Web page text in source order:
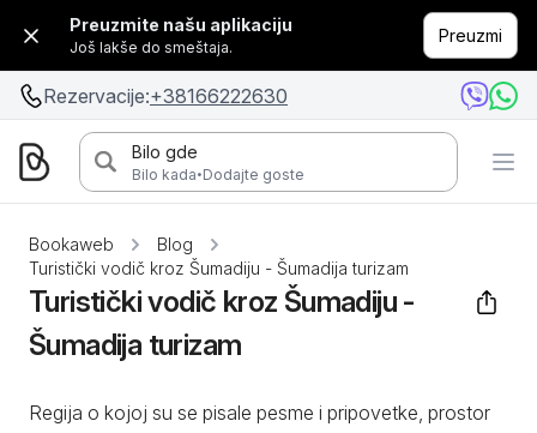
Preuzmite našu aplikaciju
Još lakše do smeštaja.
Preuzmi
Rezervacije:+38166222630
Bilo gde
Bilo kada·Dodajte goste
Bookaweb
Blog
Turistički vodič kroz Šumadiju - Šumadija turizam
Turistički vodič kroz Šumadiju -
Šumadija turizam
Regija o kojoj su se pisale pesme i pripovetke, prostor